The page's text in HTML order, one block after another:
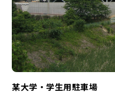
某大学・学生用駐車場